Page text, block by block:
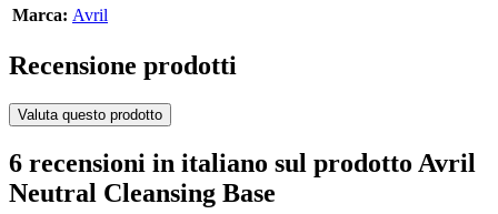
Marca: Avril
Recensione prodotti
Valuta questo prodotto
6 recensioni in italiano sul prodotto Avril
Neutral Cleansing Base